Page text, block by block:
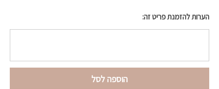
הערות להזמנת פריט זה:
הוספה לסל